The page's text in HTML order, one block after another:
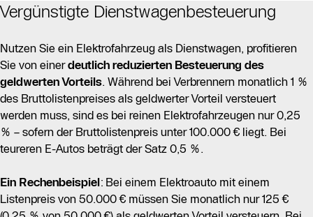
Vergünstigte Dienstwagenbesteuerung
Nutzen Sie ein Elektrofahrzeug als Dienstwagen, profitieren
Sie von einerdeutlich reduzierten Besteuerung des
geldwerten Vorteils. Während bei Verbrennern monatlich 1 %
des Bruttolistenpreises als geldwerter Vorteil versteuert
werden muss, sind es bei reinen Elektrofahrzeugen nur 0,25
% – sofern der Bruttolistenpreis unter 100.000 € liegt. Bei
teureren E-Autos beträgt der Satz 0,5 %.
Ein Rechenbeispiel: Bei einem Elektroauto mit einem
Listenpreis von 50.000 € müssen Sie monatlich nur 125 €